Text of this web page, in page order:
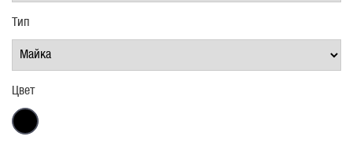
Цвет
Тип